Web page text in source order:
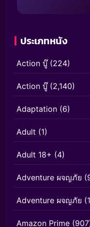
ประเภทหนัง
Action บู๊(224)
Action บู๊(2,140)
Adaptation (6)
Adult (1)
Adult 18+ (4)
Adventure ผจญภัย
Adventure ผจญภัย
Amazon Prime